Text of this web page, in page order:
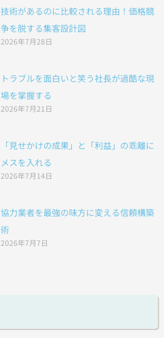
技術があるのに比較される理由！価格競
争を脱する集客設計図
2026年7月28日
トラブルを面白いと笑う社長が過酷な現
場を掌握する
2026年7月21日
「見せかけの成果」と「利益」の乖離に
メスを入れる
2026年7月14日
協力業者を最強の味方に変える信頼構築
術
2026年7月7日